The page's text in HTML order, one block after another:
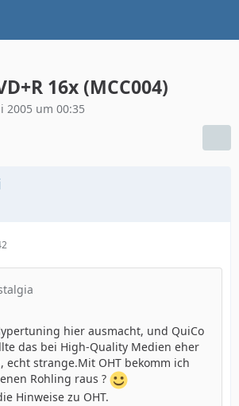
16x (MCC004)
2005 um 00:35
hier ausmacht, und QuiCo
das bei High-Quality Medien eher
echt strange.Mit OHT bekomm ich
Rohling raus ?
Hinweise zu OHT.